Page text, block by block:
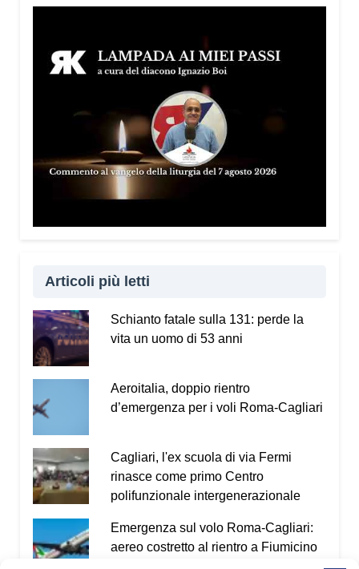
Articoli più letti
Schianto fatale sulla 131: perde la
vita un uomo di 53 anni
Aeroitalia, doppio rientro
d’emergenza per i voli Roma-Cagliari
Cagliari, l'ex scuola di via Fermi
rinasce come primo Centro
polifunzionale intergenerazionale
Emergenza sul volo Roma-Cagliari:
aereo costretto al rientro a Fiumicino